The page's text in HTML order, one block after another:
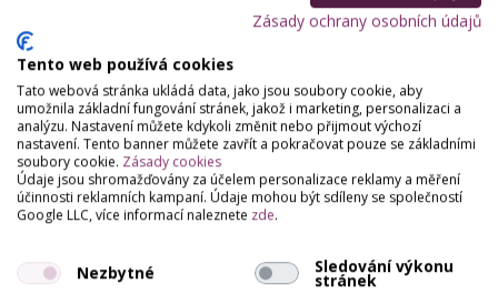
Hodnocení salónu
Pro přidání hodnocení se přihlašte.
Zatím zde není žádné hodnocení.
Zásady ochrany osobních údajů
Tento web používá cookies
Tato webová stránka ukládá data, jako jsou soubory cookie, aby
umožnila základní fungování stránek, jakož i marketing, personalizaci a
analýzu. Nastavení můžete kdykoli změnit nebo přijmout výchozí
nastavení. Tento banner můžete zavřít a pokračovat pouze se základními
soubory cookie. Zásady cookies
Údaje jsou shromažďovány za účelem personalizace reklamy a měření
účinnosti reklamních kampaní. Údaje mohou být sdíleny se společností
Google LLC, více informací naleznete zde.
Nezbytné Sledování výkonu
stránek